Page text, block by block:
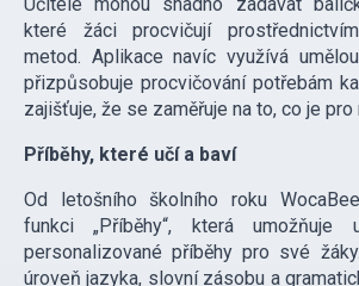
které žáci procvičují
metod. Aplikace navíc využívá
přizpůsobuje procvičování potřebám
zajišťuje, že se zaměřuje na to, co je pro
Příběhy, které učí a baví
Od letošního školního roku
funkci „Příběhy“, která umožňuje
personalizované příběhy pro své
úroveň jazyka, slovní zásobu a